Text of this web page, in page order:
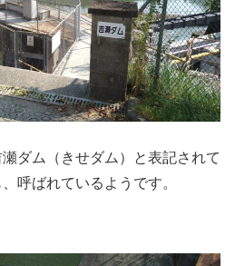
ダム（きせダム）と表記されて
呼ばれているようです。